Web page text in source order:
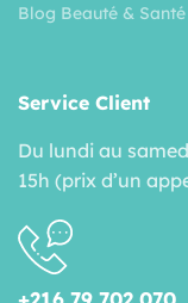
Blog Beauté & Santé
Service Client
Du lundi au
15h (prix d’un